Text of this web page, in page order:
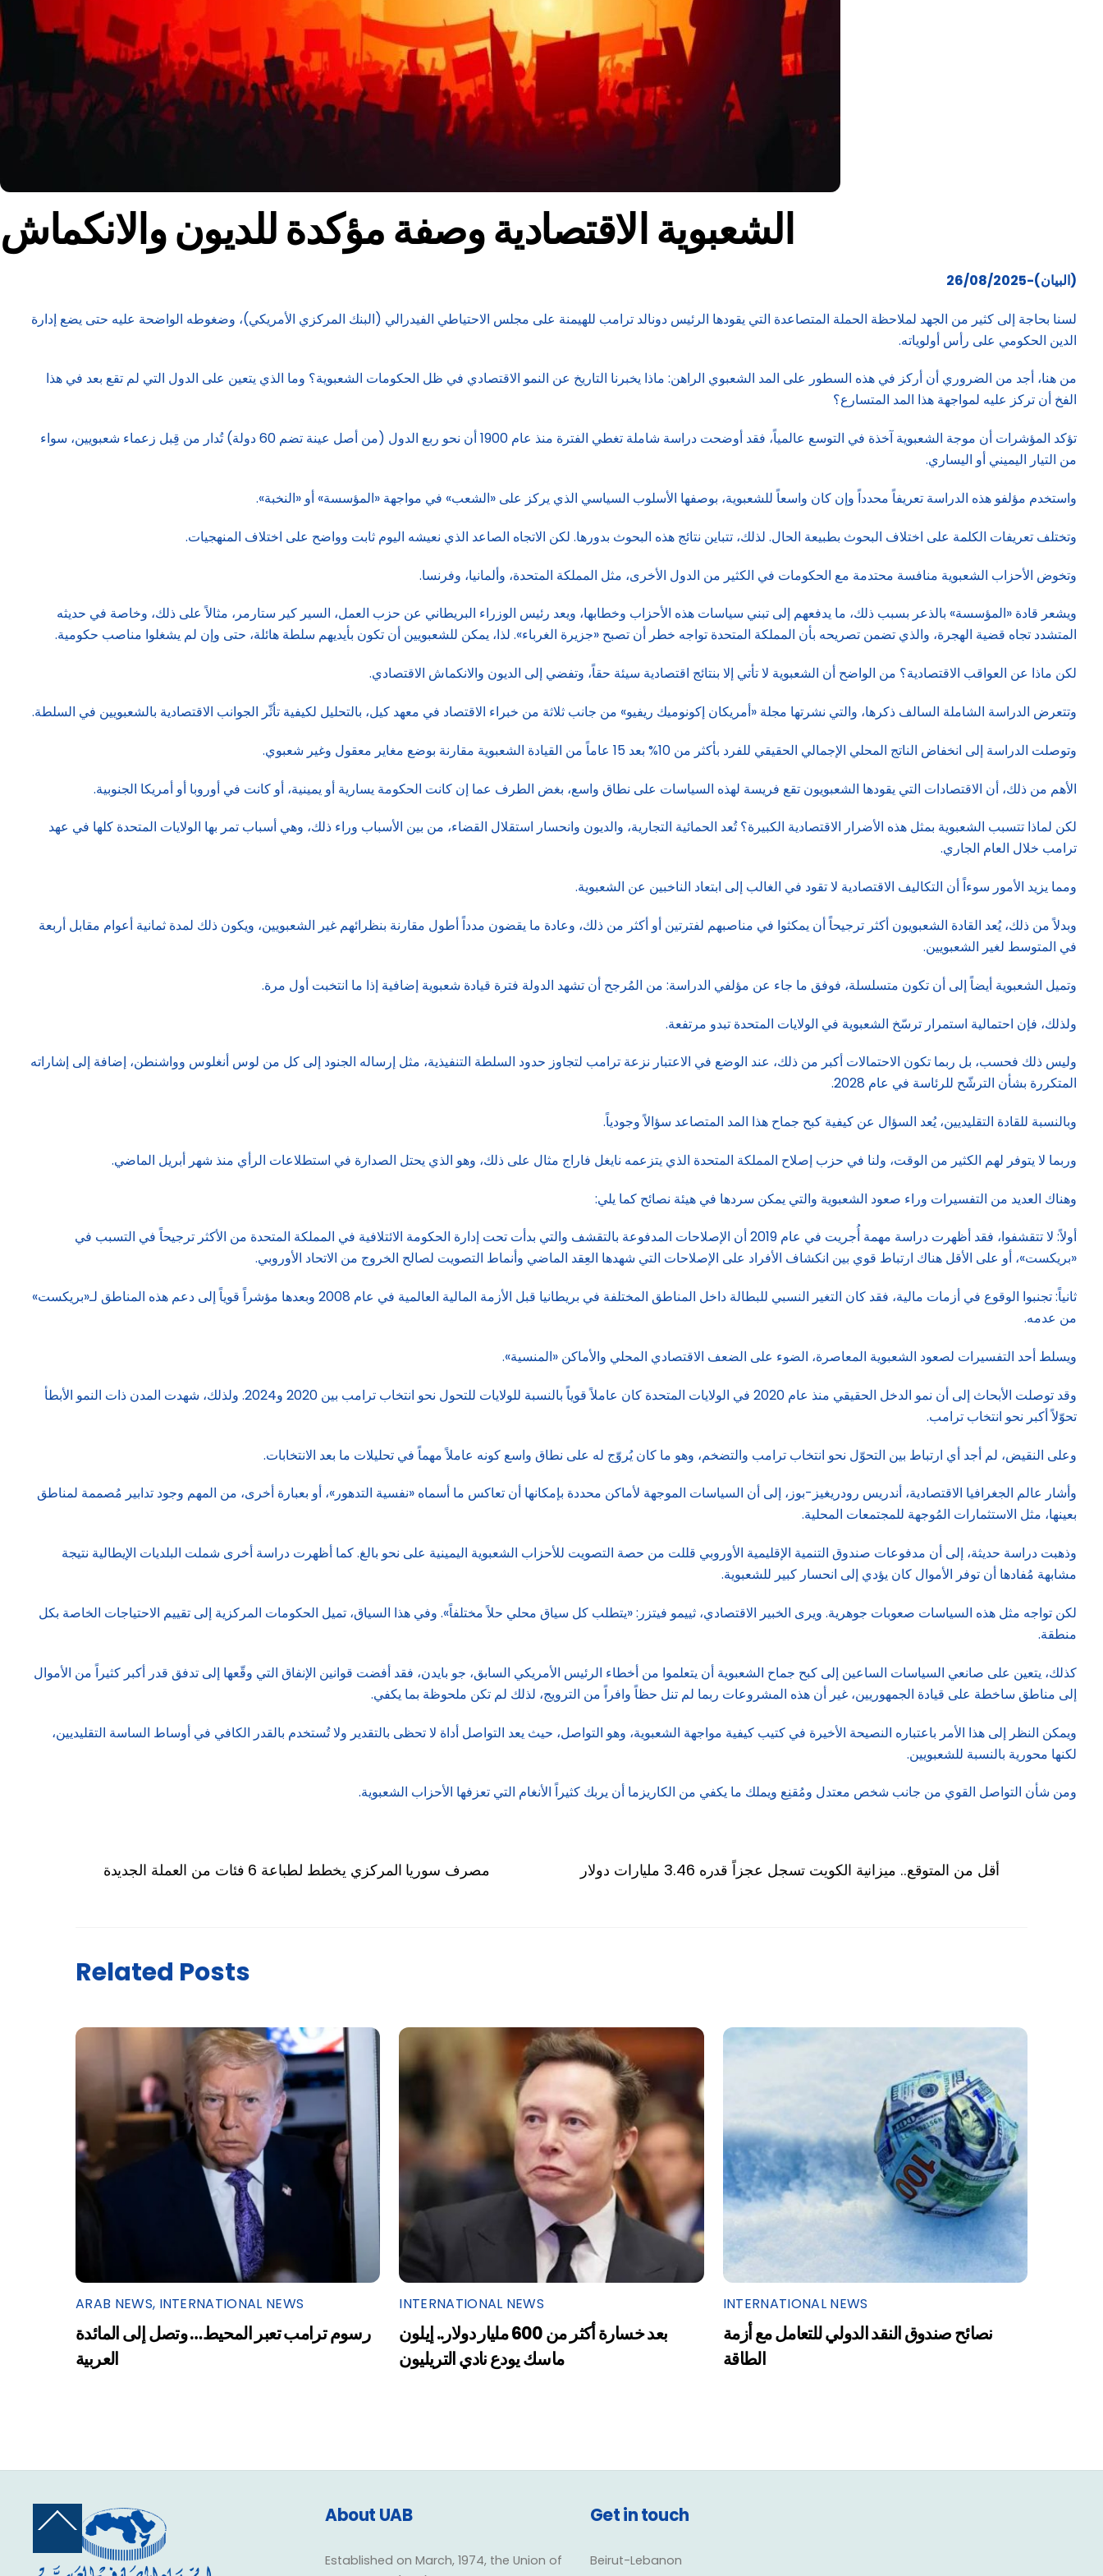
الشعبوية الاقتصادية وصفة مؤكدة للديون والانكماش
(البيان)-26/08/2025
لسنا بحاجة إلى كثير من الجهد لملاحظة الحملة المتصاعدة التي يقودها الرئيس دونالد ترامب للهيمنة على مجلس الاحتياطي الفيدرالي (البنك المركزي الأمريكي)، وضغوطه الواضحة عليه حتى يضع إدارة
الدين الحكومي على رأس أولوياته.
من هنا، أجد من الضروري أن أركز في هذه السطور على المد الشعبوي الراهن: ماذا يخبرنا التاريخ عن النمو الاقتصادي في ظل الحكومات الشعبوية؟ وما الذي يتعين على الدول التي لم تقع بعد في هذا
الفخ أن تركز عليه لمواجهة هذا المد المتسارع؟
تؤكد المؤشرات أن موجة الشعبوية آخذة في التوسع عالمياً، فقد أوضحت دراسة شاملة تغطي الفترة منذ عام 1900 أن نحو ربع الدول (من أصل عينة تضم 60 دولة) تُدار من قِبل زعماء شعبويين، سواء
من التيار اليميني أو اليساري.
واستخدم مؤلفو هذه الدراسة تعريفاً محدداً وإن كان واسعاً للشعبوية، بوصفها الأسلوب السياسي الذي يركز على «الشعب» في مواجهة «المؤسسة» أو «النخبة».
وتختلف تعريفات الكلمة على اختلاف البحوث بطبيعة الحال. لذلك، تتباين نتائج هذه البحوث بدورها. لكن الاتجاه الصاعد الذي نعيشه اليوم ثابت وواضح على اختلاف المنهجيات.
وتخوض الأحزاب الشعبوية منافسة محتدمة مع الحكومات في الكثير من الدول الأخرى، مثل المملكة المتحدة، وألمانيا، وفرنسا.
ويشعر قادة «المؤسسة» بالذعر بسبب ذلك، ما يدفعهم إلى تبني سياسات هذه الأحزاب وخطابها، ويعد رئيس الوزراء البريطاني عن حزب العمل، السير كير ستارمر، مثالاً على ذلك، وخاصة في حديثه
المتشدد تجاه قضية الهجرة، والذي تضمن تصريحه بأن المملكة المتحدة تواجه خطر أن تصبح «جزيرة الغرباء». لذا، يمكن للشعبويين أن تكون بأيديهم سلطة هائلة، حتى وإن لم يشغلوا مناصب حكومية.
لكن ماذا عن العواقب الاقتصادية؟ من الواضح أن الشعبوية لا تأتي إلا بنتائج اقتصادية سيئة حقاً، وتفضي إلى الديون والانكماش الاقتصادي.
وتتعرض الدراسة الشاملة السالف ذكرها، والتي نشرتها مجلة «أمريكان إكونوميك ريفيو» من جانب ثلاثة من خبراء الاقتصاد في معهد كيل، بالتحليل لكيفية تأثّر الجوانب الاقتصادية بالشعبويين في السلطة.
وتوصلت الدراسة إلى انخفاض الناتج المحلي الإجمالي الحقيقي للفرد بأكثر من 10% بعد 15 عاماً من القيادة الشعبوية مقارنة بوضع مغاير معقول وغير شعبوي.
الأهم من ذلك، أن الاقتصادات التي يقودها الشعبويون تقع فريسة لهذه السياسات على نطاق واسع، بغض الطرف عما إن كانت الحكومة يسارية أو يمينية، أو كانت في أوروبا أو أمريكا الجنوبية.
لكن لماذا تتسبب الشعبوية بمثل هذه الأضرار الاقتصادية الكبيرة؟ تُعد الحمائية التجارية، والديون وانحسار استقلال القضاء، من بين الأسباب وراء ذلك، وهي أسباب تمر بها الولايات المتحدة كلها في عهد
ترامب خلال العام الجاري.
ومما يزيد الأمور سوءاً أن التكاليف الاقتصادية لا تقود في الغالب إلى ابتعاد الناخبين عن الشعبوية.
وبدلاً من ذلك، يُعد القادة الشعبويون أكثر ترجيحاً أن يمكثوا في مناصبهم لفترتين أو أكثر من ذلك، وعادة ما يقضون مدداً أطول مقارنة بنظرائهم غير الشعبويين، ويكون ذلك لمدة ثمانية أعوام مقابل أربعة
في المتوسط لغير الشعبويين.
وتميل الشعبوية أيضاً إلى أن تكون متسلسلة، فوفق ما جاء عن مؤلفي الدراسة: من المُرجح أن تشهد الدولة فترة قيادة شعبوية إضافية إذا ما انتخبت أول مرة.
ولذلك، فإن احتمالية استمرار ترسّخ الشعبوية في الولايات المتحدة تبدو مرتفعة.
وليس ذلك فحسب، بل ربما تكون الاحتمالات أكبر من ذلك، عند الوضع في الاعتبار نزعة ترامب لتجاوز حدود السلطة التنفيذية، مثل إرساله الجنود إلى كل من لوس أنغلوس وواشنطن، إضافة إلى إشاراته
المتكررة بشأن الترشّح للرئاسة في عام 2028.
وبالنسبة للقادة التقليديين، يُعد السؤال عن كيفية كبح جماح هذا المد المتصاعد سؤالاً وجودياً.
وربما لا يتوفر لهم الكثير من الوقت، ولنا في حزب إصلاح المملكة المتحدة الذي يتزعمه نايغل فاراج مثال على ذلك، وهو الذي يحتل الصدارة في استطلاعات الرأي منذ شهر أبريل الماضي.
وهناك العديد من التفسيرات وراء صعود الشعبوية والتي يمكن سردها في هيئة نصائح كما يلي:
أولاً: لا تتقشفوا، فقد أظهرت دراسة مهمة أُجريت في عام 2019 أن الإصلاحات المدفوعة بالتقشف والتي بدأت تحت إدارة الحكومة الائتلافية في المملكة المتحدة من الأكثر ترجيحاً في التسبب في
«بريكست»، أو على الأقل هناك ارتباط قوي بين انكشاف الأفراد على الإصلاحات التي شهدها العِقد الماضي وأنماط التصويت لصالح الخروج من الاتحاد الأوروبي.
ثانياً: تجنبوا الوقوع في أزمات مالية، فقد كان التغير النسبي للبطالة داخل المناطق المختلفة في بريطانيا قبل الأزمة المالية العالمية في عام 2008 وبعدها مؤشراً قوياً إلى دعم هذه المناطق لـ«بريكست»
من عدمه.
ويسلط أحد التفسيرات لصعود الشعبوية المعاصرة، الضوء على الضعف الاقتصادي المحلي والأماكن «المنسية».
وقد توصلت الأبحاث إلى أن نمو الدخل الحقيقي منذ عام 2020 في الولايات المتحدة كان عاملاً قوياً بالنسبة للولايات للتحول نحو انتخاب ترامب بين 2020 و2024. ولذلك، شهدت المدن ذات النمو الأبطأ
تحوّلاً أكبر نحو انتخاب ترامب.
وعلى النقيض، لم أجد أي ارتباط بين التحوّل نحو انتخاب ترامب والتضخم، وهو ما كان يُروّج له على نطاق واسع كونه عاملاً مهماً في تحليلات ما بعد الانتخابات.
وأشار عالم الجغرافيا الاقتصادية، أندريس رودريغيز-بوز، إلى أن السياسات الموجهة لأماكن محددة بإمكانها أن تعاكس ما أسماه «نفسية التدهور»، أو بعبارة أخرى، من المهم وجود تدابير مُصممة لمناطق
بعينها، مثل الاستثمارات المُوجهة للمجتمعات المحلية.
وذهبت دراسة حديثة، إلى أن مدفوعات صندوق التنمية الإقليمية الأوروبي قللت من حصة التصويت للأحزاب الشعبوية اليمينية على نحو بالغ. كما أظهرت دراسة أخرى شملت البلديات الإيطالية نتيجة
مشابهة مُفادها أن توفر الأموال كان يؤدي إلى انحسار كبير للشعبوية.
لكن تواجه مثل هذه السياسات صعوبات جوهرية. ويرى الخبير الاقتصادي، ثييمو فيتزر: «يتطلب كل سياق محلي حلاً مختلفاً». وفي هذا السياق، تميل الحكومات المركزية إلى تقييم الاحتياجات الخاصة بكل
منطقة.
كذلك، يتعين على صانعي السياسات الساعين إلى كبح جماح الشعبوية أن يتعلموا من أخطاء الرئيس الأمريكي السابق، جو بايدن، فقد أفضت قوانين الإنفاق التي وقّعها إلى تدفق قدر أكبر كثيراً من الأموال
إلى مناطق ساخطة على قيادة الجمهوريين، غير أن هذه المشروعات ربما لم تنل حظاً وافراً من الترويج، لذلك لم تكن ملحوظة بما يكفي.
ويمكن النظر إلى هذا الأمر باعتباره النصيحة الأخيرة في كتيب كيفية مواجهة الشعبوية، وهو التواصل، حيث يعد التواصل أداة لا تحظى بالتقدير ولا تُستخدم بالقدر الكافي في أوساط الساسة التقليديين،
لكنها محورية بالنسبة للشعبويين.
ومن شأن التواصل القوي من جانب شخص معتدل ومُقنِع ويملك ما يكفي من الكاريزما أن يربك كثيراً الأنغام التي تعزفها الأحزاب الشعبوية.
مصرف سوريا المركزي يخطط لطباعة 6 فئات من العملة الجديدة أقل من المتوقع.. ميزانية الكويت تسجل عجزاً قدره 3.46 مليارات دولار
Related Posts
ARAB NEWS, INTERNATIONAL NEWS
رسوم ترامب تعبر المحيط… وتصل إلى المائدة
العربية
INTERNATIONAL NEWS
بعد خسارة أكثر من 600 مليار دولار.. إيلون
ماسك يودع نادي التريليون
INTERNATIONAL NEWS
نصائح صندوق النقد الدولي للتعامل مع أزمة
الطاقة
Back
Top
About UAB
Established on March, 1974, the Union of
Get in touch
Beirut-Lebanon